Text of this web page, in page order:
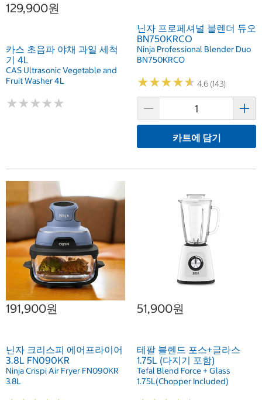
129,900원
카스 초음파 야채 과일 세척
기 4L
CAS Ultrasonic Vegetable and
Fruit Washer 4L
★★★★★
★★★★★
닌자 프로페셔널 블렌더 듀오
BN750KRCO
Ninja Professional Blender Duo
BN750KRCO
★★★★★
★★★★★ 4.6 (143)
카트에 담기
191,900원
닌자 크리스피 에어프라이어
3.8L FN090KR
Ninja Crispi Air Fryer FN090KR
3.8L
51,900원
테팔 블렌드 포스+글라스
1.75L (다지기 포함)
Tefal Blend Force + Glass
1.75L(Chopper Included)